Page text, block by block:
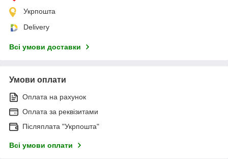
Укрпошта
Delivery
Всі умови доставки
Умови оплати
Оплата на рахунок
Оплата за реквізитами
Післяплата "Укрпошта"
Всі умови оплати